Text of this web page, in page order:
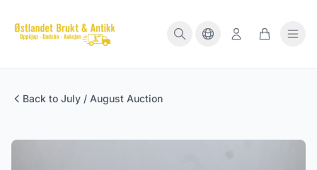
Back to July / August Auction